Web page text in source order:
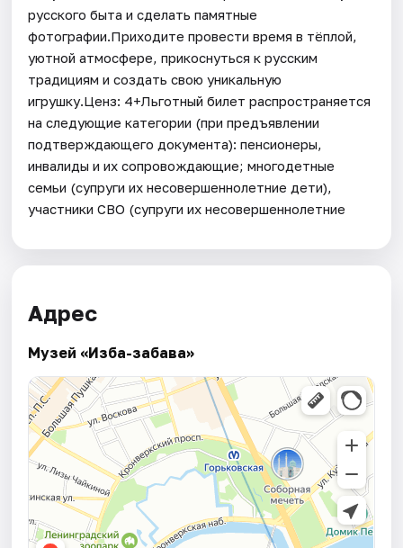
русского быта и сделать памятные
фотографии.Приходите провести время в тёплой,
уютной атмосфере, прикоснуться к русским
традициям и создать свою уникальную
игрушку.Ценз: 4+Льготный билет распространяется
на следующие категории (при предъявлении
подтверждающего документа): пенсионеры,
инвалиды и их сопровождающие; многодетные
семьи (супруги их несовершеннолетние дети),
участники СВО (супруги их несовершеннолетние
Адрес
Музей «Изба-забава»